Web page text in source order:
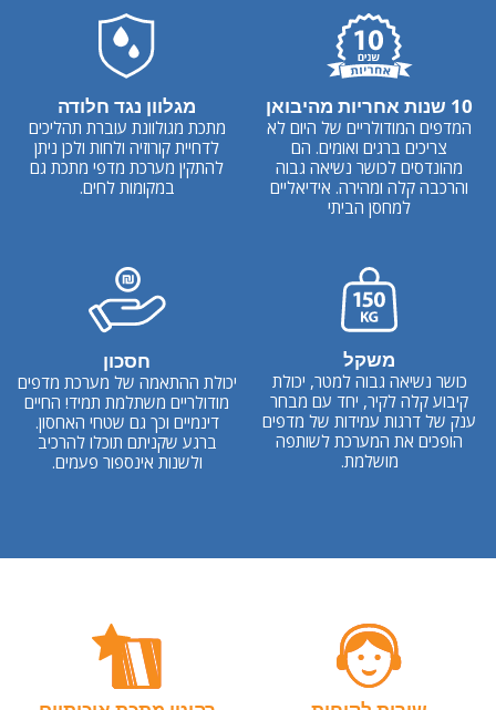
10 שנות אחריות מהיבואן
המדפים המודולריים של היום לא
צריכים ברגים ואומים. הם
מהונדסים לכושר נשיאה גבוה
והרכבה קלה ומהירה. אידיאליים
למחסן הביתי
מגלוון נגד חלודה
מתכת מגולוונת עוברת תהליכים
לדחיית קורוזיה ולחות ולכן ניתן
להתקין מערכת מדפי מתכת גם
במקומות לחים.
משקל
כושר נשיאה גבוה למטר, יכולת
קיבוע קלה לקיר, יחד עם מבחר
ענק של דרגות עמידות של מדפים
הופכים את המערכת לשותפה
מושלמת.
חסכון
יכולת ההתאמה של מערכת מדפים
מודולריים משתלמת תמיד! החיים
דינמיים וכך גם שטחי האחסון.
ברגע שקניתם תוכלו להרכיב
ולשנות אינספור פעמים.